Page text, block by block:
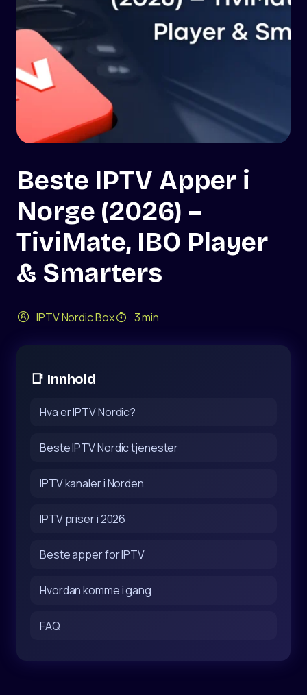
Beste IPTV Apper i
Norge (2026) –
TiviMate, IBO Player
& Smarters
IPTV Nordic Box 3 min
📑 Innhold
Hva er IPTV Nordic?
Beste IPTV Nordic tjenester
IPTV kanaler i Norden
IPTV priser i 2026
Beste apper for IPTV
Hvordan komme i gang
FAQ